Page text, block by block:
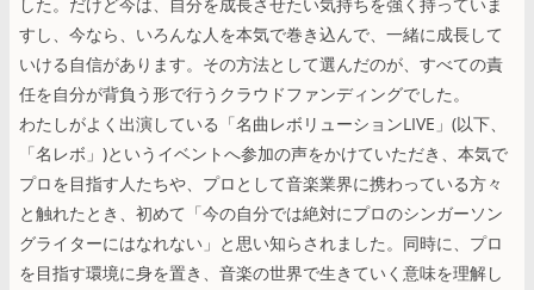
すし、今なら、いろんな人を本気で巻き込んで、一緒に成長して
いける自信があります。その方法として選んだのが、すべての責
任を自分が背負う形で行うクラウドファンディングでした。
わたしがよく出演している「名曲レボリューションLIVE」(以下、
「名レボ」)というイベントへ参加の声をかけていただき、本気で
プロを目指す人たちや、プロとして音楽業界に携わっている方々
と触れたとき、初めて「今の自分では絶対にプロのシンガーソン
グライターにはなれない」と思い知らされました。同時に、プロ
を目指す環境に身を置き、音楽の世界で生きていく意味を理解し